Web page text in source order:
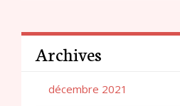
Archives
décembre 2021